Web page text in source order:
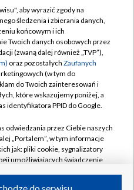
TVP
zgody
aby wyrazić zgody na
śledzenia i zbierania danych,
końcowym i ich
Twoich danych osobowych przez
(zwaną dalej również „TVP”),
oraz pozostałych Zaufanych
(w tym do
do Twoich zainteresowań i
które wskazujemy poniżej, a
identyfikatora PPID do Google.
odwiedzania przez Ciebie naszych
„Portalem”, w tym informacje
jak: pliki cookie, sygnalizatory
umożliwiających świadczenie